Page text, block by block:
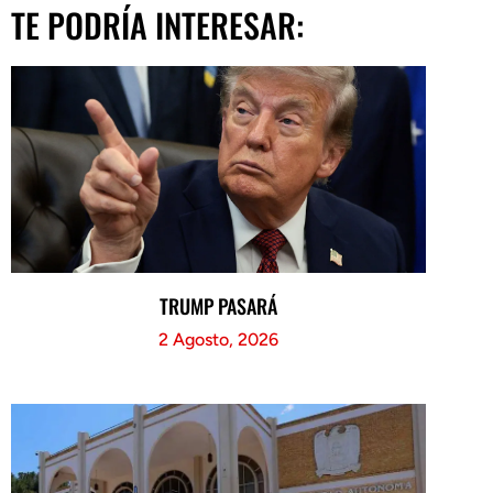
TE PODRÍA INTERESAR:
TRUMP PASARÁ
2 Agosto, 2026